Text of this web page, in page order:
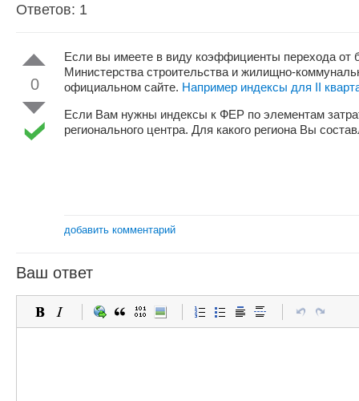
Ответов: 1
0
Если вы имеете в виду коэффициенты перехода от
Министерства строительства и жилищно-
официальном сайте. Например индексы для II
Если Вам нужны индексы к ФЕР по элементам
регионального центра. Для какого региона Вы
добавить комментарий
Ваш ответ